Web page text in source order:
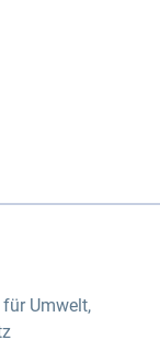
Umwelt,